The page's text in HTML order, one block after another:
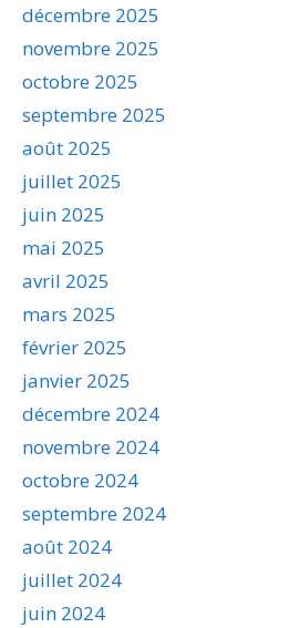
décembre 2025
novembre 2025
octobre 2025
septembre 2025
août 2025
juillet 2025
juin 2025
mai 2025
avril 2025
mars 2025
février 2025
janvier 2025
décembre 2024
novembre 2024
octobre 2024
septembre 2024
août 2024
juillet 2024
juin 2024